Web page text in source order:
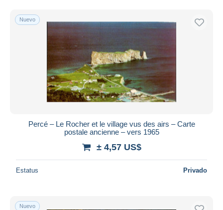
Nuevo
Percé – Le Rocher et le village vus des airs – Carte
postale ancienne – vers 1965
± 4,57 US$
Estatus Privado
Nuevo